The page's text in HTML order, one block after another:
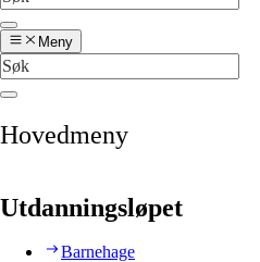
Meny
Hovedmeny
Utdanningsløpet
Barnehage